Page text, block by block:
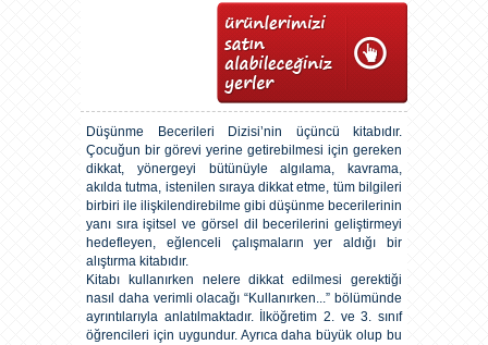
Düşünme Becerileri Dizisi’nin üçüncü kitabıdır.
Çocuğun bir görevi yerine getirebilmesi için gereken
dikkat, yönergeyi bütünüyle algılama, kavrama,
akılda tutma, istenilen sıraya dikkat etme, tüm bilgileri
birbiri ile ilişkilendirebilme gibi düşünme becerilerinin
yanı sıra işitsel ve görsel dil becerilerini geliştirmeyi
hedefleyen, eğlenceli çalışmaların yer aldığı bir
alıştırma kitabıdır.
Kitabı kullanırken nelere dikkat edilmesi gerektiği
nasıl daha verimli olacağı “Kullanırken...” bölümünde
ayrıntılarıyla anlatılmaktadır. İlköğretim 2. ve 3. sınıf
öğrencileri için uygundur. Ayrıca daha büyük olup bu